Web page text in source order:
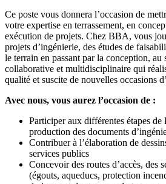
Ce poste vous donnera l’occasion de
votre expertise en terrassement, en
exécution de projets. Chez BBA, vous
projets d’ingénierie, des études de
le terrain en passant par la conception, au
collaborative et multidisciplinaire qui
qualité et suscite de nouvelles occasions
Avec nous, vous aurez l’occasion de :
Participer aux différentes étapes de
production des documents
Contribuer à l’élaboration de
services publics
Concevoir des routes d’accès, des
(égouts, aqueducs, protection